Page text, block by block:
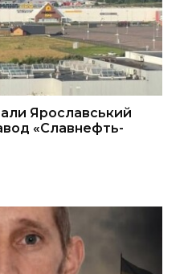
Ярославський
«Славнефть-